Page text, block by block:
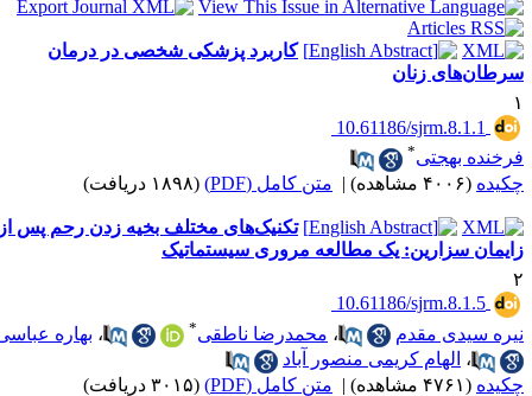
کاربرد پزشکی شخصی در درمان
زنان
‎ 10.61186/sjrm.8.1.1
بهجتی
(۴۰۰۶ مشاهده) | متن کامل (PDF) (۱۸۹۸ دریافت)
تکنیک‌های مختلف بخیه زدن رحم پس از
سزارین: یک مطالعه مروری سیستماتیک
‎ 10.61186/sjrm.8.1.5
سیدی مقدم
،محمدرضا ناطقی ،بهاره عباسی
،الهام کریمی منصور آباد
(۴۷۶۱ مشاهده) | متن کامل (PDF) (۳۰۱۵ دریافت)